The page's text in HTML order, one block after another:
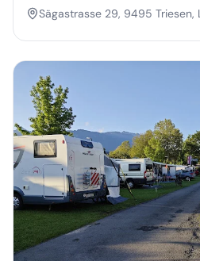
Sägastrasse 29, 9495 Triesen,